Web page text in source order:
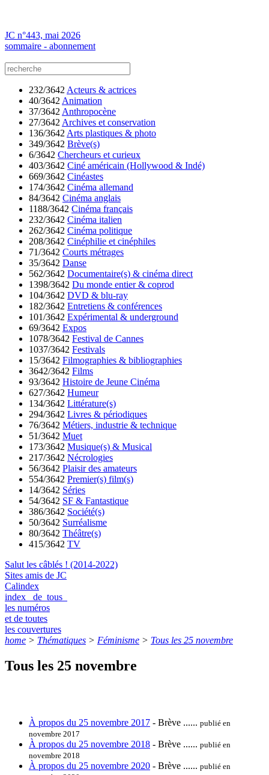
JC n°443, mai 2026
sommaire - abonnement
232/3642 Acteurs & actrices
40/3642 Animation
37/3642 Anthropocène
27/3642 Archives et conservation
136/3642 Arts plastiques & photo
349/3642 Brève(s)
6/3642 Chercheurs et curieux
403/3642 Ciné américain (Hollywood & Indé)
669/3642 Cinéastes
174/3642 Cinéma allemand
84/3642 Cinéma anglais
1188/3642 Cinéma français
232/3642 Cinéma italien
262/3642 Cinéma politique
208/3642 Cinéphilie et cinéphiles
71/3642 Courts métrages
35/3642 Danse
562/3642 Documentaire(s) & cinéma direct
1398/3642 Du monde entier & coprod
104/3642 DVD & blu-ray
182/3642 Entretiens & conférences
101/3642 Expérimental & underground
69/3642 Expos
1078/3642 Festival de Cannes
1037/3642 Festivals
15/3642 Filmographies & bibliographies
3642/3642 Films
93/3642 Histoire de Jeune Cinéma
627/3642 Humeur
134/3642 Littérature(s)
294/3642 Livres & périodiques
76/3642 Métiers, industrie & technique
51/3642 Muet
173/3642 Musique(s) & Musical
217/3642 Nécrologies
56/3642 Plaisir des amateurs
554/3642 Premier(s) film(s)
14/3642 Séries
54/3642 SF & Fantastique
386/3642 Société(s)
50/3642 Surréalisme
80/3642 Théâtre(s)
415/3642 TV
Salut les câblés ! (2014-2022)
Sites amis de JC
Calindex
index de tous
les numéros
et de toutes
les couvertures
home > Thématiques > Féminisme > Tous les 25 novembre
Tous les 25 novembre
À propos du 25 novembre 2017 - Brève ...... publié en
novembre 2017
À propos du 25 novembre 2018 - Brève ...... publié en
novembre 2018
À propos du 25 novembre 2020 - Brève ...... publié en